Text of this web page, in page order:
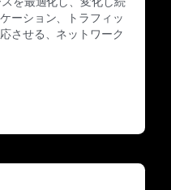
を最適化し、変化し続
ーション、トラフィッ
させる、ネットワーク